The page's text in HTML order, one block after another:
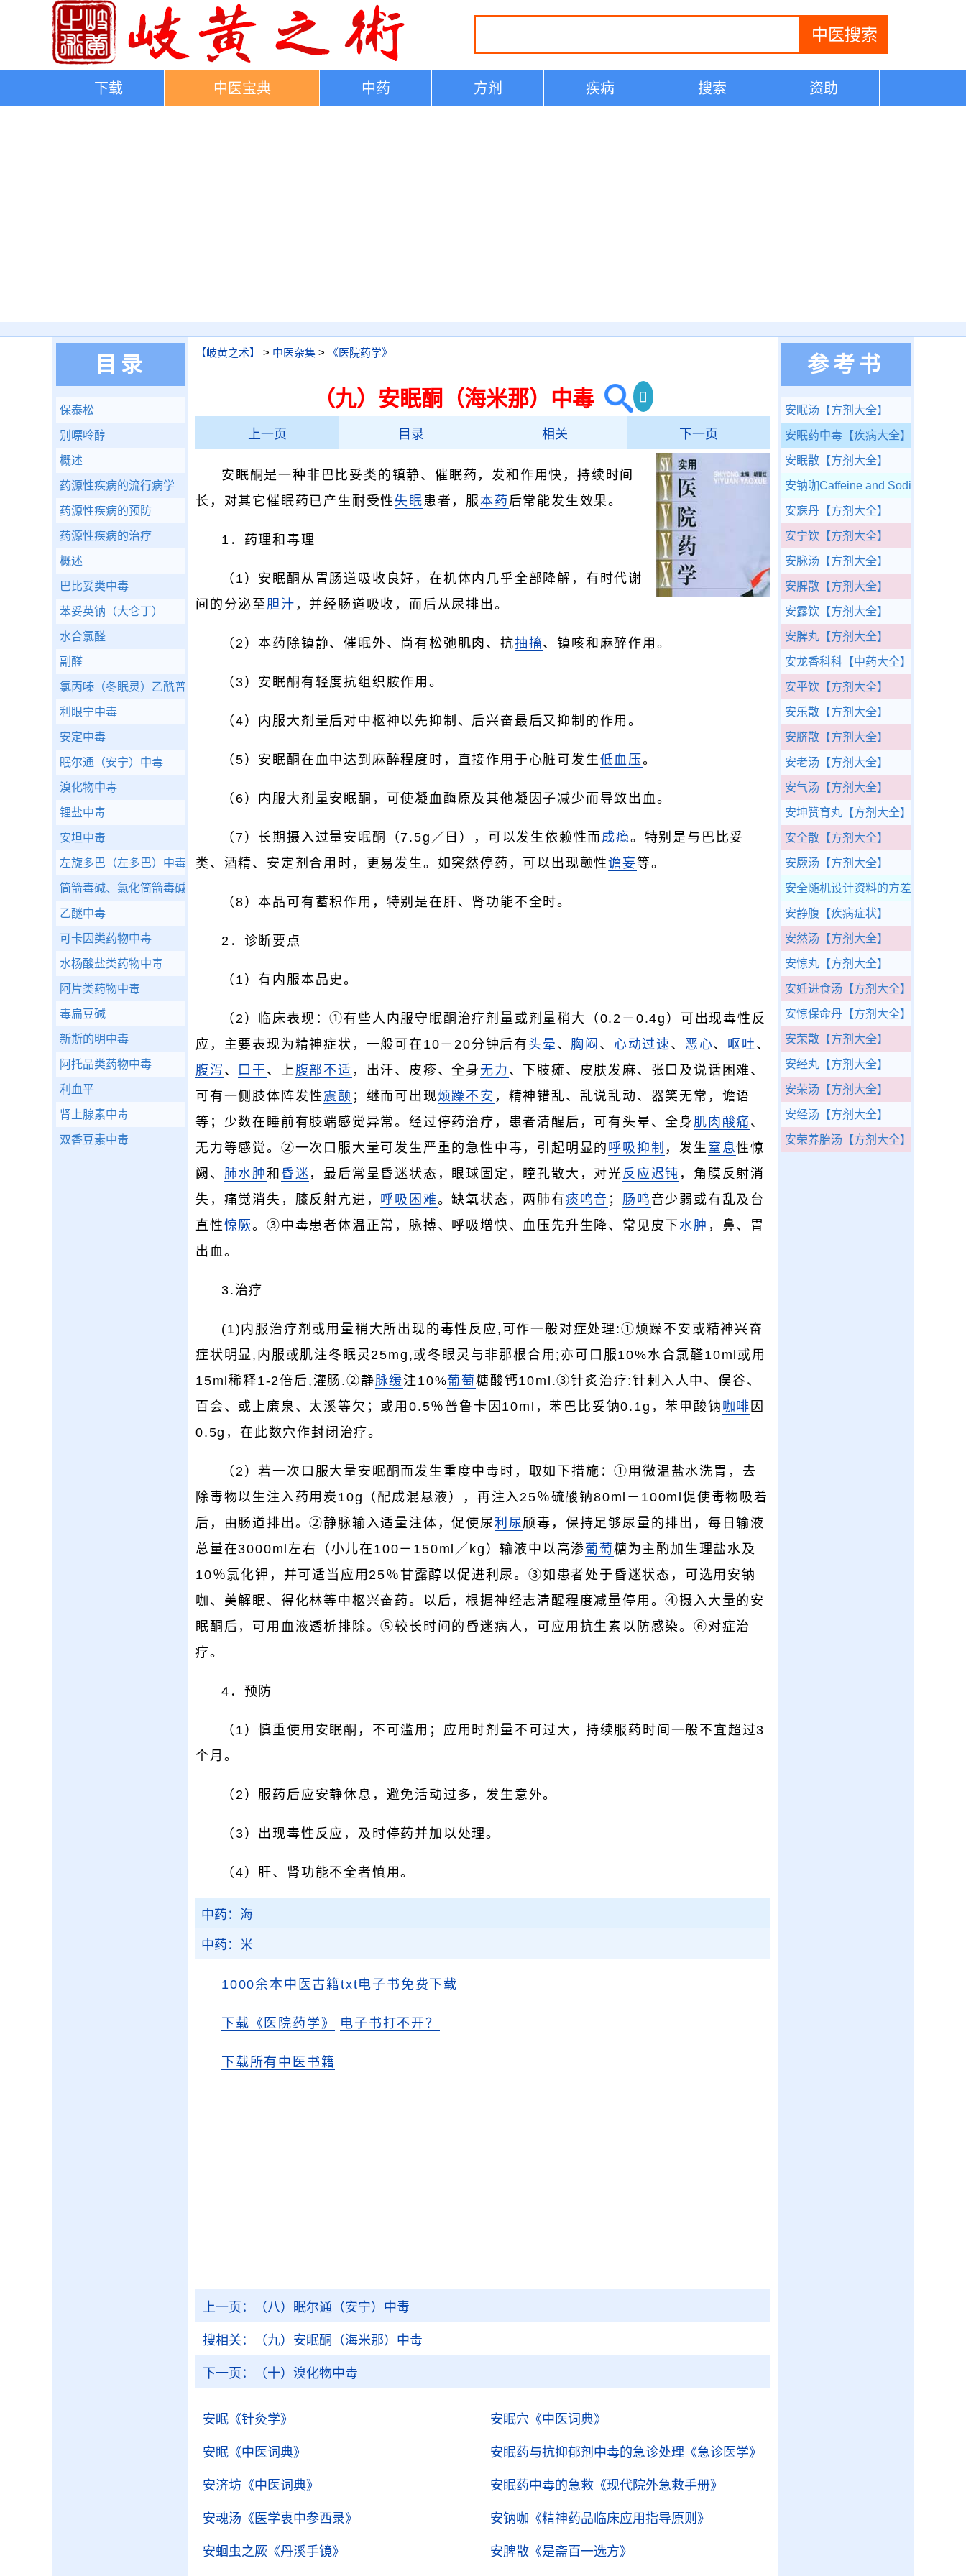
下载 中医宝典 中药 方剂 疾病 搜索 资助
【岐黄之术】 > 中医杂集 > 《医院药学》
（九）安眠酮（海米那）中毒
上一页 目录 相关 下一页
安眠酮是一种非巴比妥类的镇静、催眠药，发和作用快，持续时间
长，对其它催眠药已产生耐受性 失眠患者，服本药 后常能发生效果。
1．药理和毒理
（1）安眠酮从胃肠道吸收良好，在机体内几乎全部降解，有时代谢
间的分泌至 胆汁 ，并经肠道吸收，而后从尿排出。
（2）本药除镇静、催眠外、尚有松弛肌肉、抗抽搐、镇咳和麻醉作用。
（3）安眠酮有轻度抗组织胺作用。
（4）内服大剂量后对中枢神以先抑制、后兴奋最后又抑制的作用。
（5）安眠酮在血中达到麻醉程度时，直接作用于心脏可发生低血压。
（6）内服大剂量安眠酮，可使凝血酶原及其他凝因子减少而导致出血。
（7）长期摄入过量安眠酮（7.5g／日），可以发生依赖性而 成瘾。特别是与巴比妥
类、酒精、安定剂合用时，更易发生。如突然停药，可以出现颤性谵妄等。
（8）本品可有蓄积作用，特别是在肝、肾功能不全时。
2．诊断要点
（1）有内服本品史。
（2）临床表现：①有些人内服守眠酮治疗剂量或剂量稍大（0.2－0.4g）可出现毒性反
应，主要表现为精神症状，一般可在10－20分钟后有 头晕 、 胸闷 、 心动过速 、 恶心、 呕吐、
腹泻 、 口干 、上 腹部不适 ，出汗、皮疹、全身 无力 、下肢瘫、皮肤发麻、张口及说话困难、
可有一侧肢体阵发性 震颤 ；继而可出现烦躁不安 ，精神错乱、乱说乱动、器笑无常，谵语
等；少数在睡前有肢端感觉异常。经过停药治疗，患者清醒后，可有头晕、全身 肌肉酸痛 、
无力等感觉。②一次口服大量可发生严重的急性中毒，引起明显的 呼吸抑制 ，发生 窒息性惊
阙、 肺水肿和 昏迷 ，最后常呈昏迷状态，眼球固定，瞳孔散大，对光反应迟钝 ，角膜反射消
失，痛觉消失，膝反射亢进， 呼吸困难。缺氧状态，两肺有痰鸣音 ； 肠鸣 音少弱或有乱及台
直性惊厥。③中毒患者体温正常，脉搏、呼吸增快、血压先升生降、常见皮下 水肿 ，鼻、胃
出血。
3.治疗
(1)内服治疗剂或用量稍大所出现的毒性反应,可作一般对症处理:①烦躁不安或精神兴奋
症状明显,内服或肌注冬眠灵25mg,或冬眼灵与非那根合用;亦可口服10%水合氯醛10ml或用
15ml稀释1-2倍后,灌肠.②静脉缓注10%葡萄糖酸钙10ml.③针炙治疗:针剌入人中、俣谷、
百会、或上廉泉、太溪等欠；或用0.5％普鲁卡因10ml，苯巴比妥钠0.1g，苯甲酸钠 咖啡 因
0.5g，在此数穴作封闭治疗。
（2）若一次口服大量安眠酮而发生重度中毒时，取如下措施：①用微温盐水洗胃，去
除毒物以生注入药用炭10g（配成混悬液），再注入25％硫酸钠80ml－100ml促使毒物吸着
后，由肠道排出。②静脉输入适量注体，促使尿利尿颀毒，保持足够尿量的排出，每日输液
总量在3000ml左右（小儿在100－150ml／kg）输液中以高渗葡萄糖为主酌加生理盐水及
10％氯化钾，并可适当应用25％甘露醇以促进利尿。③如患者处于昏迷状态，可选用安钠
咖、美解眠、得化林等中枢兴奋药。以后，根据神经志清醒程度减量停用。④摄入大量的安
眠酮后，可用血液透析排除。⑤较长时间的昏迷病人，可应用抗生素以防感染。⑥对症治
疗。
4．预防
（1）慎重使用安眠酮，不可滥用；应用时剂量不可过大，持续服药时间一般不宜超过3
个月。
（2）服药后应安静休息，避免活动过多，发生意外。
（3）出现毒性反应，及时停药并加以处理。
（4）肝、肾功能不全者慎用。
中药：海
中药：米
1000余本中医古籍txt电子书免费下载
下载《医院药学》 电子书打不开？
下载所有中医书籍
上一页： （八）眠尔通（安宁）中毒
搜相关： （九）安眠酮（海米那）中毒
下一页： （十）溴化物中毒
安眠 《针灸学》 安眠穴 《中医词典》
安眠 《中医词典》 安眠药与抗抑郁剂中毒的急诊处理 《急诊医学》
安济坊 《中医词典》 安眠药中毒的急救 《现代院外急救手册》
安魂汤 《医学衷中参西录》 安钠咖 《精神药品临床应用指导原则》
安蛔虫之厥 《丹溪手镜》 安脾散 《是斋百一选方》
目录
保泰松
别嘌呤醇
概述
药源性疾病的流行病学
药源性疾病的预防
药源性疾病的治疗
概述
巴比妥类中毒
苯妥英钠（大仑丁）
水合氯醛
副醛
氯丙嗪（冬眠灵）乙酰普马嗪、奋乃静、三氟拉嗪等。
利眼宁中毒
安定中毒
眠尔通（安宁）中毒
溴化物中毒
锂盐中毒
安坦中毒
左旋多巴（左多巴）中毒
筒箭毒碱、氯化筒箭毒碱、氯化琥珀胆碱中毒
乙醚中毒
可卡因类药物中毒
水杨酸盐类药物中毒
阿片类药物中毒
毒扁豆碱
新斯的明中毒
阿托品类药物中毒
利血平
肾上腺素中毒
双香豆素中毒
参考书
安眠汤 【方剂大全】
安眠药中毒 【疾病大全】
安眠散 【方剂大全】
安钠咖Caffeine and Sodium
安寐丹 【方剂大全】
安宁饮 【方剂大全】
安脉汤 【方剂大全】
安脾散 【方剂大全】
安露饮 【方剂大全】
安脾丸 【方剂大全】
安龙香科科 【中药大全】
安平饮 【方剂大全】
安乐散 【方剂大全】
安脐散 【方剂大全】
安老汤 【方剂大全】
安气汤 【方剂大全】
安坤赞育丸 【方剂大全】
安全散 【方剂大全】
安厥汤 【方剂大全】
安全随机设计资料的方差分析
安静腹 【疾病症状】
安然汤 【方剂大全】
安惊丸 【方剂大全】
安妊进食汤 【方剂大全】
安惊保命丹 【方剂大全】
安荣散 【方剂大全】
安经丸 【方剂大全】
安荣汤 【方剂大全】
安经汤 【方剂大全】
安荣养胎汤 【方剂大全】